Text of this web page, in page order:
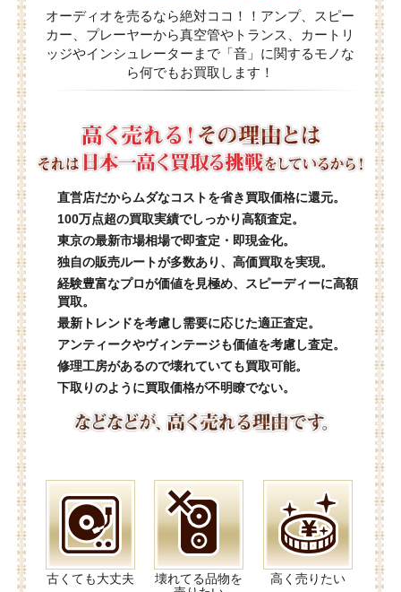
オーディオを売るなら絶対ココ！！アンプ、スピー
カー、プレーヤーから真空管やトランス、カートリ
ッジやインシュレーターまで「音」に関するモノな
ら何でもお買取します！
直営店だからムダなコストを省き買取価格に還元。
100万点超の買取実績でしっかり高額査定。
東京の最新市場相場で即査定・即現金化。
独自の販売ルートが多数あり、高価買取を実現。
経験豊富なプロが価値を見極め、スピーディーに高額
買取。
最新トレンドを考慮し需要に応じた適正査定。
アンティークやヴィンテージも価値を考慮し査定。
修理工房があるので壊れていても買取可能。
下取りのように買取価格が不明瞭でない。
古くても大丈夫
壊れてる品物を
高く売りたい